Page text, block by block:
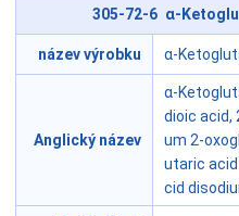
305-72-6 α-
název výrobku α-
Anglický název
α-
dioic acid,
um 2-
utaric
cid